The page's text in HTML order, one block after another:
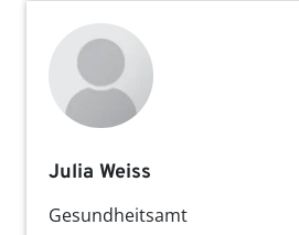
Julia Weiss
Gesundheitsamt